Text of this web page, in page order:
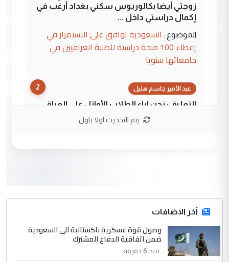
زوجتي أيضا بكالوريوس سكني بغداد أرغب في
إكمال دراستي داخل ...
الموضوع : السعودية توافق على الاستمرار في
إعطاء 100 منحة دراسية للطلبة العراقيين في
جامعاتها سنويا
2 عبد الأمير جاسم هليل
التعليق : نحن اباء الطلاب الأوائل على العراق
نتشرف بلقاء السيد احمد الصافي في العتبات
التعليق : قرار مستعجل جدا ولامصلحة فيه
للوزاره ولا للمواطن القرار الصائب يكون بعد
الموضوع :
وزير الصحة يعفي مدير مستشفى الكرخ
العام في بغداد
يتم التحديث اولا باول
آخر الاضافات
وصول قوة عسكرية باكستانية الى السعودية
ضمن اتفاقية الدفاع المشترك
منذ 6 دقيقة